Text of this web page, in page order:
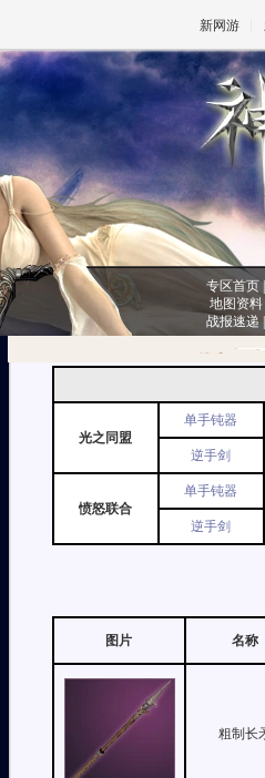
新网游
专区首页
地图资料
战报速递
光之同盟
单手钝器
逆手剑
愤怒联合
单手钝器
逆手剑
图片 名称
粗制长